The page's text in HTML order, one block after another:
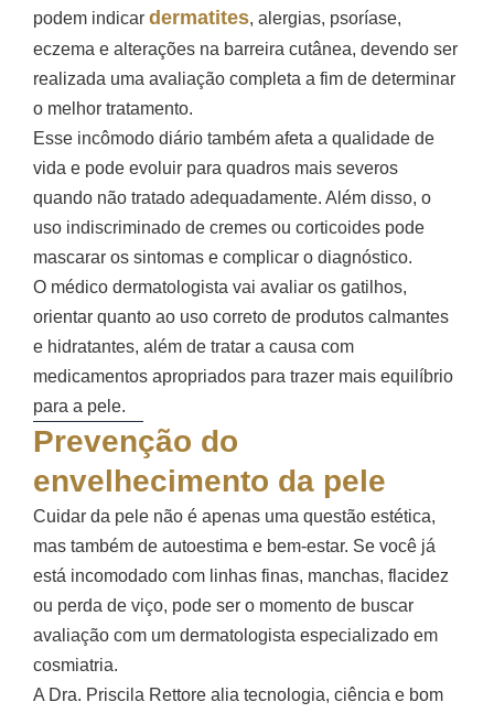
podem indicar dermatites, alergias, psoríase,
eczema e alterações na barreira cutânea, devendo ser
realizada uma avaliação completa a fim de determinar
o melhor tratamento.
Esse incômodo diário também afeta a qualidade de
vida e pode evoluir para quadros mais severos
quando não tratado adequadamente. Além disso, o
uso indiscriminado de cremes ou corticoides pode
mascarar os sintomas e complicar o diagnóstico.
O médico dermatologista vai avaliar os gatilhos,
orientar quanto ao uso correto de produtos calmantes
e hidratantes, além de tratar a causa com
medicamentos apropriados para trazer mais equilíbrio
para a pele.
Prevenção do
envelhecimento da pele
Cuidar da pele não é apenas uma questão estética,
mas também de autoestima e bem-estar. Se você já
está incomodado com linhas finas, manchas, flacidez
ou perda de viço, pode ser o momento de buscar
avaliação com um dermatologista especializado em
cosmiatria.
A Dra. Priscila Rettore alia tecnologia, ciência e bom